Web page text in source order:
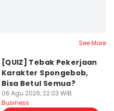
See More
[QUIZ] Tebak Pekerjaan
Karakter Spongebob,
Bisa Betul Semua?
06 Agu 2026, 22:03 WIB
Business